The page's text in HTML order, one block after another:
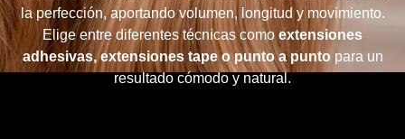
la perfección, aportando volumen, longitud y movimiento.
Elige entre diferentes técnicas como extensiones
adhesivas, extensiones tape o punto a puntopara un
resultado cómodo y natural.